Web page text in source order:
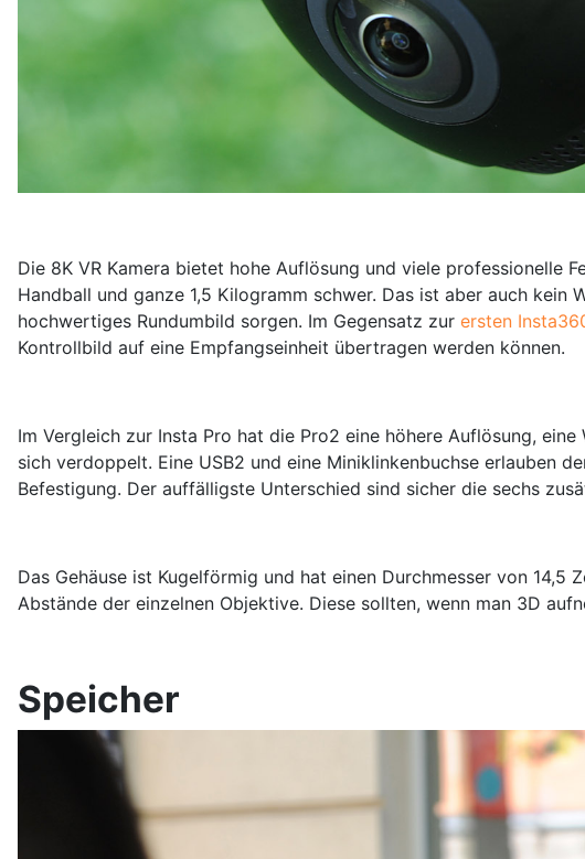
Die 8K VR Kamera bietet hohe Auflösung und viele professionelle
Handball und ganze 1,5 Kilogramm schwer. Das ist aber auch
hochwertiges Rundumbild sorgen. Im Gegensatz zur ersten
Kontrollbild auf eine Empfangseinheit übertragen werden können.
Im Vergleich zur Insta Pro hat die Pro2 eine höhere Auflösung,
sich verdoppelt. Eine USB2 und eine Miniklinkenbuchse erlauben
Befestigung. Der auffälligste Unterschied sind sicher die sechs
Das Gehäuse ist Kugelförmig und hat einen Durchmesser von
Abstände der einzelnen Objektive. Diese sollten, wenn man 3D
Speicher